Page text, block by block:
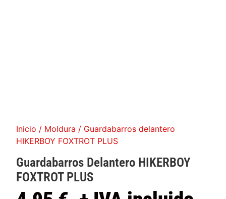
Inicio / Moldura / Guardabarros delantero
HIKERBOY FOXTROT PLUS
Guardabarros Delantero HIKERBOY
FOXTROT PLUS